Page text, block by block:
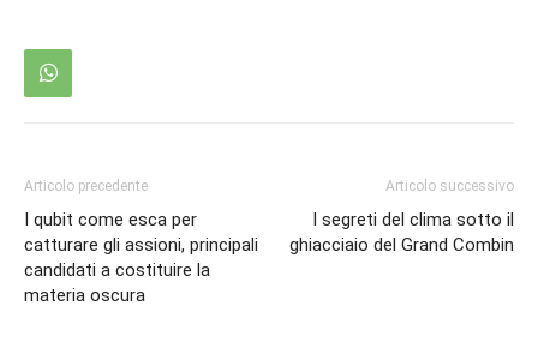
Articolo precedente
I qubit come esca per
catturare gli assioni, principali
candidati a costituire la
materia oscura
Articolo successivo
I segreti del clima sotto il
ghiacciaio del Grand Combin